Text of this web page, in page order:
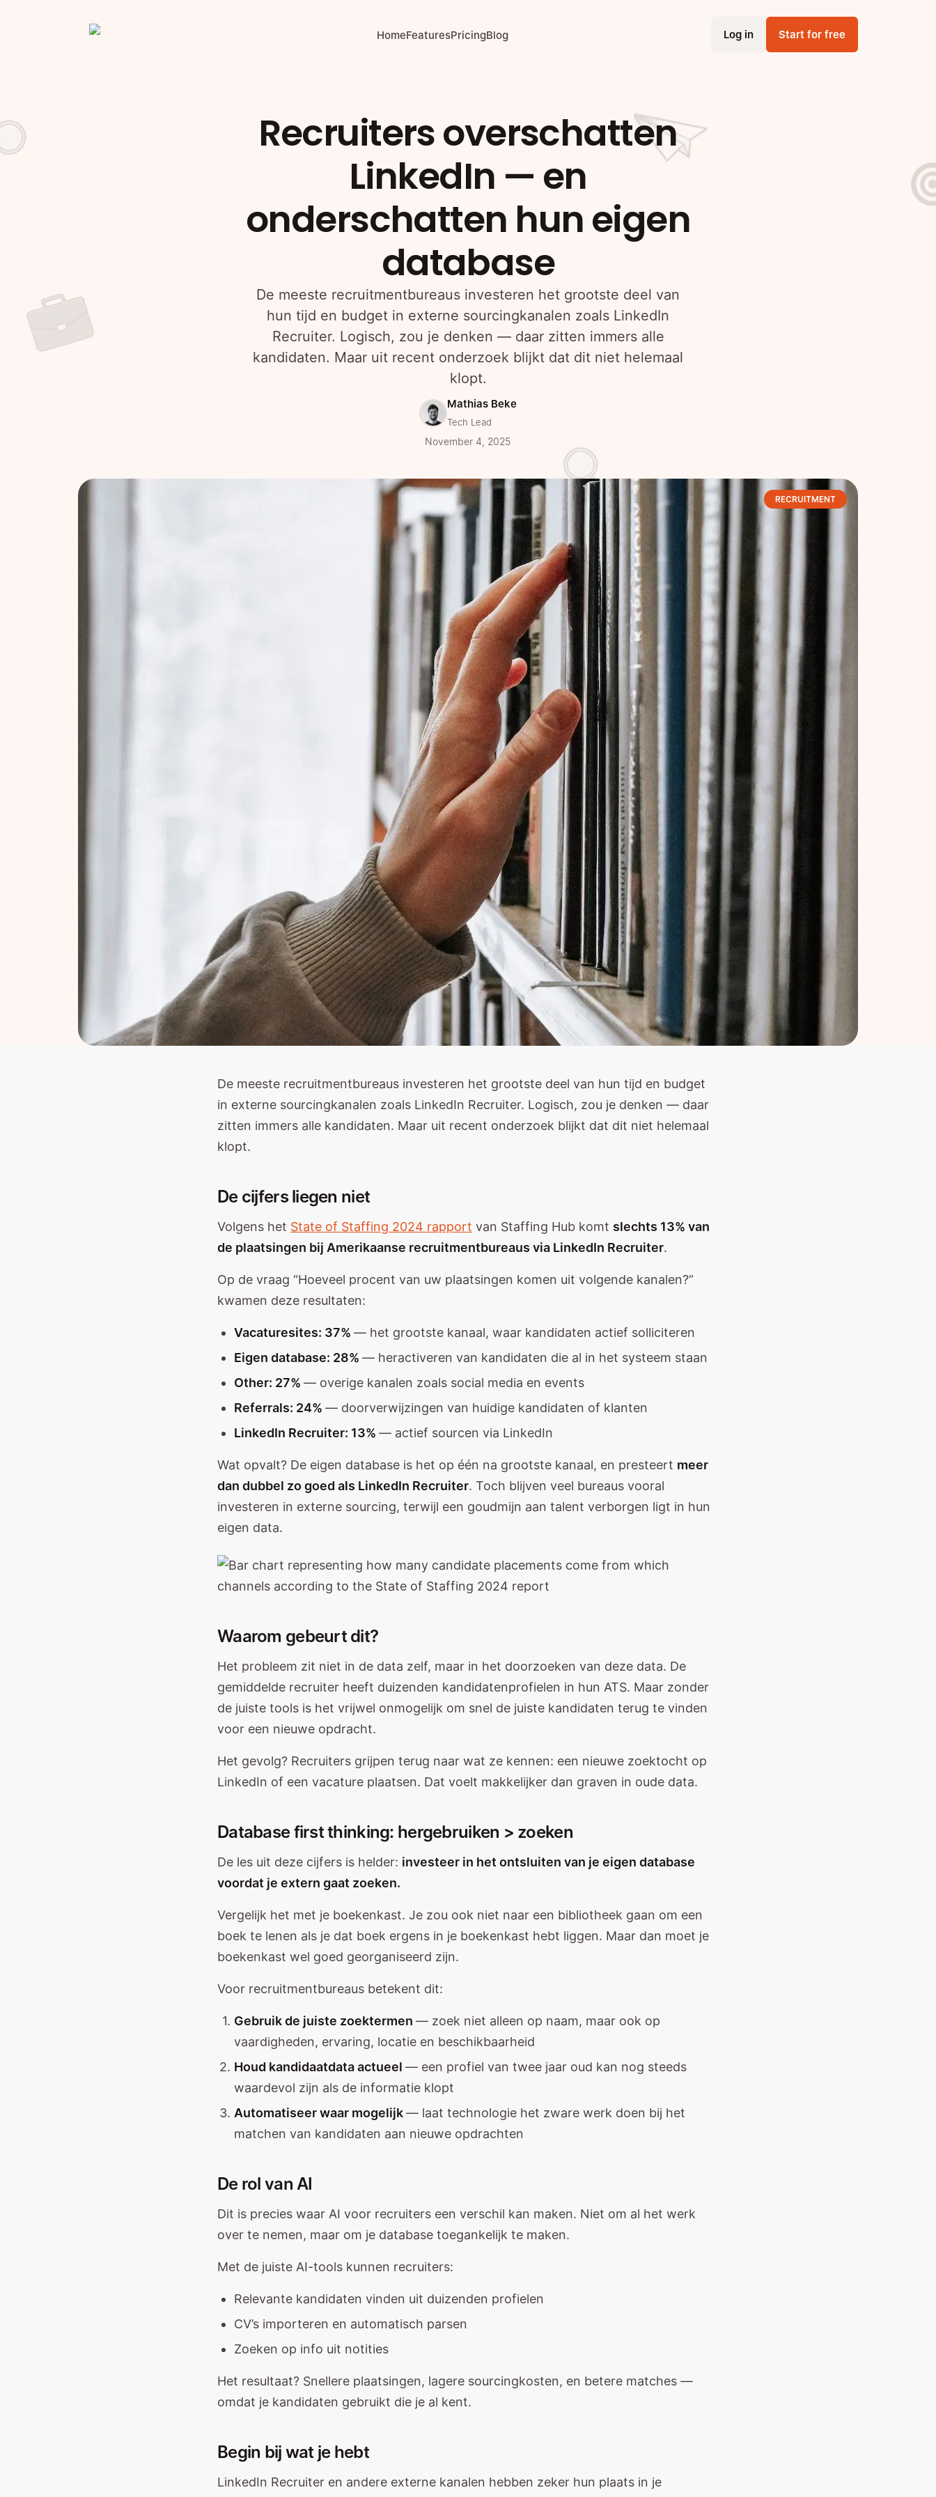
HomeFeaturesPricingBlog Log in Start for free
Recruiters overschatten
LinkedIn — en
onderschatten hun eigen
database
De meeste recruitmentbureaus investeren het grootste deel van
hun tijd en budget in externe sourcingkanalen zoals LinkedIn
Recruiter. Logisch, zou je denken — daar zitten immers alle
kandidaten. Maar uit recent onderzoek blijkt dat dit niet helemaal
klopt.
Mathias Beke
Tech Lead
November 4, 2025
RECRUITMENT
De meeste recruitmentbureaus investeren het grootste deel van hun tijd en budget
in externe sourcingkanalen zoals LinkedIn Recruiter. Logisch, zou je denken — daar
zitten immers alle kandidaten. Maar uit recent onderzoek blijkt dat dit niet helemaal
klopt.
De cijfers liegen niet
Volgens het State of Staffing 2024 rapport van Staffing Hub komt slechts 13% van
de plaatsingen bij Amerikaanse recruitmentbureaus via LinkedIn Recruiter.
Op de vraag “Hoeveel procent van uw plaatsingen komen uit volgende kanalen?”
kwamen deze resultaten:
Vacaturesites: 37% — het grootste kanaal, waar kandidaten actief solliciteren
Eigen database: 28% — heractiveren van kandidaten die al in het systeem staan
Other: 27% — overige kanalen zoals social media en events
Referrals: 24% — doorverwijzingen van huidige kandidaten of klanten
LinkedIn Recruiter: 13% — actief sourcen via LinkedIn
Wat opvalt? De eigen database is het op één na grootste kanaal, en presteert meer
dan dubbel zo goed als LinkedIn Recruiter. Toch blijven veel bureaus vooral
investeren in externe sourcing, terwijl een goudmijn aan talent verborgen ligt in hun
eigen data.
Waarom gebeurt dit?
Het probleem zit niet in de data zelf, maar in het doorzoeken van deze data. De
gemiddelde recruiter heeft duizenden kandidatenprofielen in hun ATS. Maar zonder
de juiste tools is het vrijwel onmogelijk om snel de juiste kandidaten terug te vinden
voor een nieuwe opdracht.
Het gevolg? Recruiters grijpen terug naar wat ze kennen: een nieuwe zoektocht op
LinkedIn of een vacature plaatsen. Dat voelt makkelijker dan graven in oude data.
Database first thinking: hergebruiken > zoeken
De les uit deze cijfers is helder: investeer in het ontsluiten van je eigen database
voordat je extern gaat zoeken.
Vergelijk het met je boekenkast. Je zou ook niet naar een bibliotheek gaan om een
boek te lenen als je dat boek ergens in je boekenkast hebt liggen. Maar dan moet je
boekenkast wel goed georganiseerd zijn.
Voor recruitmentbureaus betekent dit:
Gebruik de juiste zoektermen — zoek niet alleen op naam, maar ook op
vaardigheden, ervaring, locatie en beschikbaarheid
Houd kandidaatdata actueel — een profiel van twee jaar oud kan nog steeds
waardevol zijn als de informatie klopt
Automatiseer waar mogelijk— laat technologie het zware werk doen bij het
matchen van kandidaten aan nieuwe opdrachten
De rol van AI
Dit is precies waar AI voor recruiters een verschil kan maken. Niet om al het werk
over te nemen, maar om je database toegankelijk te maken.
Met de juiste AI-tools kunnen recruiters:
Relevante kandidaten vinden uit duizenden profielen
CV’s importeren en automatisch parsen
Zoeken op info uit notities
Het resultaat? Snellere plaatsingen, lagere sourcingkosten, en betere matches —
omdat je kandidaten gebruikt die je al kent.
Begin bij wat je hebt
LinkedIn Recruiter en andere externe kanalen hebben zeker hun plaats in je